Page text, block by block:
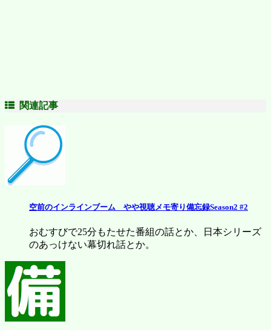
関連記事
空前のインラインブーム やや視聴メモ寄り備忘録Season2 #2
おむすびで25分もたせた番組の話とか、日本シリーズ
のあっけない幕切れ話とか。